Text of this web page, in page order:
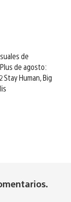
de
de agosto:
Stay Human, Big